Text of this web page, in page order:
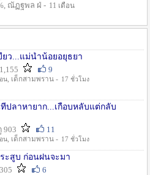
ณัฏฐพล ฝ่ - 11 เดือน
ยว...แม่น้ำน้อยอยุธยา
9
น, เด็กสามพราน - 17 ชั่วโมง
ปลาหายาก...เกือบหลับแต่กลับ
903
11
น, เด็กสามพราน - 17 ชั่วโมง
ะสูบ ก่อนฝนจะมา
6